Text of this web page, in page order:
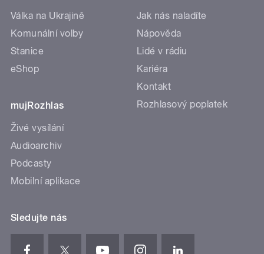
Válka na Ukrajině
Komunální volby
Stanice
eShop
mujRozhlas
Živé vysílání
Audioarchiv
Podcasty
Mobilní aplikace
Jak nás naladíte
Nápověda
Lidé v rádiu
Kariéra
Kontakt
Rozhlasový poplatek
Sledujte nás